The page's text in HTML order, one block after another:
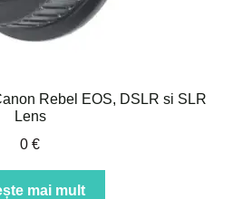
Rebel EOS, DSLR si SLR
Lens
0 €
mai mult